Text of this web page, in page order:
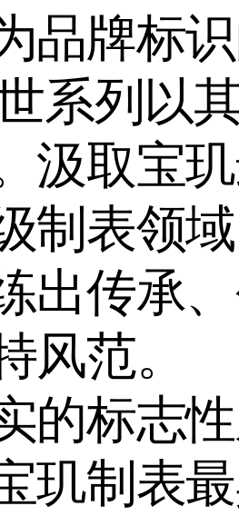
品牌标
系列以
汲取宝
制表领
出传承
范。
的标志
玑制表